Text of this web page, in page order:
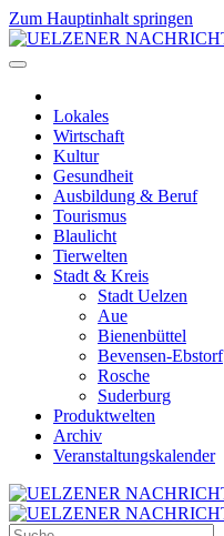
Zum Hauptinhalt springen
Lokales
Wirtschaft
Kultur
Gesundheit
Ausbildung & Beruf
Tourismus
Blaulicht
Tierwelten
Stadt & Kreis
Stadt Uelzen
Aue
Bienenbüttel
Bevensen-Ebstorf
Rosche
Suderburg
Produktwelten
Archiv
Veranstaltungskalender